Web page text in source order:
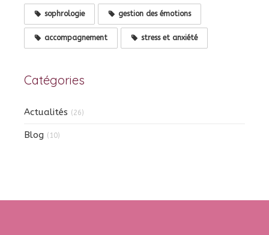
sophrologie gestion des émotions
accompagnement stress et anxiété
Catégories
Actualités (26)
Blog (10)